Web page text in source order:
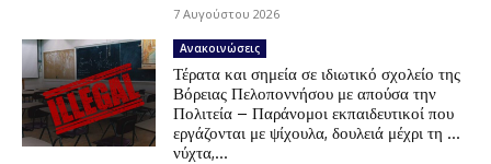
7 Αυγούστου 2026
Ανακοινώσεις
Τέρατα και σημεία σε ιδιωτικό σχολείο της
Βόρειας Πελοποννήσου με απούσα την
Πολιτεία – Παράνομοι εκπαιδευτικοί που
εργάζονται με ψίχουλα, δουλειά μέχρι τη …
νύχτα,...